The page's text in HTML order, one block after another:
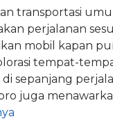
transportasi
perjalanan
mobil kapan
tempat-
sepanjang
juga